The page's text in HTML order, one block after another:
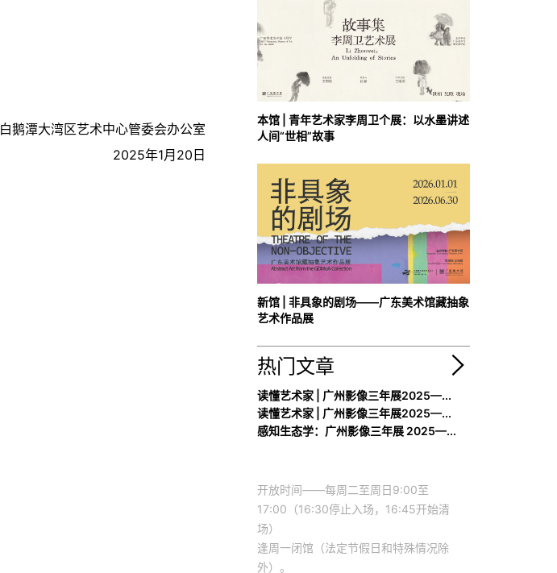
白鹅潭大湾区艺术中心管委会办公室
2025年1月20日
本馆 | 青年艺术家李周卫个展：以水墨讲述
人间“世相”故事
新馆 | 非具象的剧场——广东美术馆藏抽象
艺术作品展
热门文章
读懂艺术家 | 广州影像三年展2025—...
读懂艺术家 | 广州影像三年展2025—...
感知生态学：广州影像三年展 2025—...
开放时间——每周二至周日9:00至
17:00（16:30停止入场，16:45开始清
场）
逢周一闭馆（法定节假日和特殊情况除
外）。